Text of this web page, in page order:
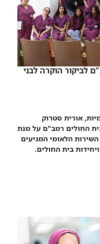
לביקור הוקרה לבני
אורית סטרוק
החולים רמב"ם על מנת
הלאומי המגיעים
בית החולים.